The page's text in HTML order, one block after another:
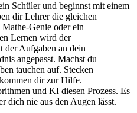
Schüler und beginnst mit einem
dir Lehrer die gleichen
Genie oder ein
Lernen wird der
der Aufgaben an dein
angepasst. Machst du
tauchen auf. Stecken
dir zur Hilfe.
und KI diesen Prozess. Es
dich nie aus den Augen lässt.